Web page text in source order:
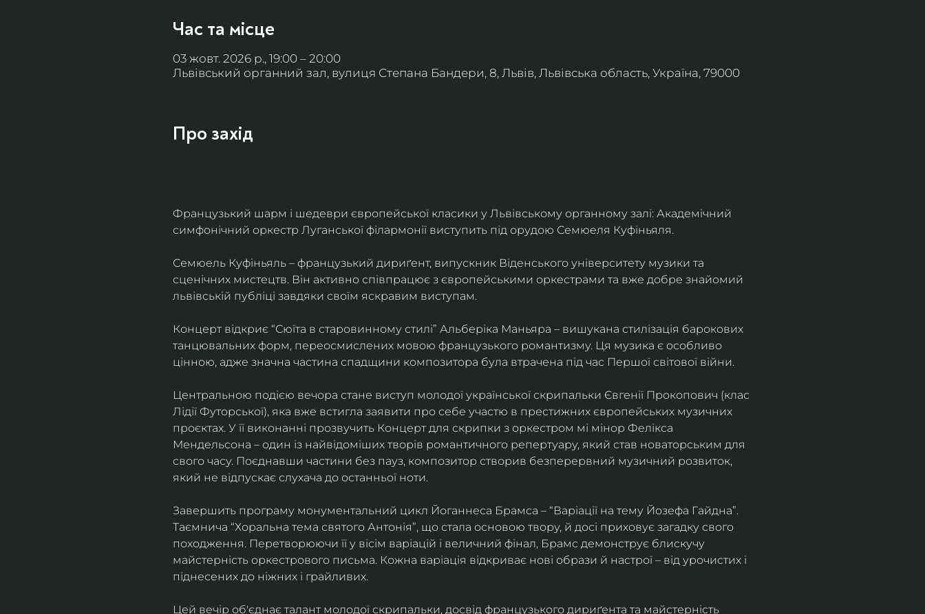
Час та місце
03 жовт. 2026 р., 19:00 – 20:00
Львівський органний зал, вулиця Степана Бандери, 8, Львів, Львівська область, Україна, 79000
Про захід
Французький шарм і шедеври європейської класики у Львівському органному залі: Академічний
симфонічний оркестр Луганської філармонії виступить під орудою Семюеля Куфіньяля.
Семюель Куфіньяль – французький дириґент, випускник Віденського університету музики та
сценічних мистецтв. Він активно співпрацює з європейськими оркестрами та вже добре знайомий
львівській публіці завдяки своїм яскравим виступам.
Концерт відкриє “Сюїта в старовинному стилі” Альберіка Маньяра – вишукана стилізація барокових
танцювальних форм, переосмислених мовою французького романтизму. Ця музика є особливо
цінною, адже значна частина спадщини композитора була втрачена під час Першої світової війни.
Центральною подією вечора стане виступ молодої української скрипальки Євгенії Прокопович (клас
Лідії Футорської), яка вже встигла заявити про себе участю в престижних європейських музичних
проєктах. У її виконанні прозвучить Концерт для скрипки з оркестром мі мінор Фелікса
Мендельсона – один із найвідоміших творів романтичного репертуару, який став новаторським для
свого часу. Поєднавши частини без пауз, композитор створив безперервний музичний розвиток,
який не відпускає слухача до останньої ноти.
Завершить програму монументальний цикл Йоганнеса Брамса – “Варіації на тему Йозефа Гайдна”.
Таємнича “Хоральна тема святого Антонія”, що стала основою твору, й досі приховує загадку свого
походження. Перетворюючи її у вісім варіацій і величний фінал, Брамс демонструє блискучу
майстерність оркестрового письма. Кожна варіація відкриває нові образи й настрої – від урочистих і
піднесених до ніжних і грайливих.
Цей вечір об'єднає талант молодої скрипальки, досвід французького дириґента та майстерність